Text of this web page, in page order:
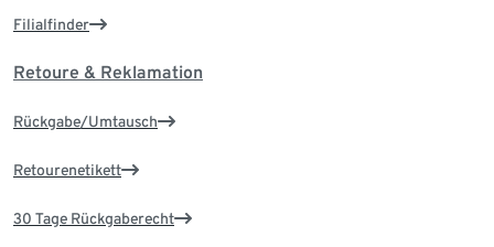
Filialfinder
Retoure & Reklamation
Rückgabe/Umtausch
Retourenetikett
30 Tage Rückgaberecht